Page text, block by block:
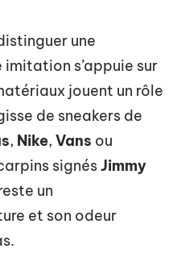
une
imitation s’appuie sur
jouent un rôle
de sneakers de
, Nike, Vans ou
signésJimmy
un
et son odeur